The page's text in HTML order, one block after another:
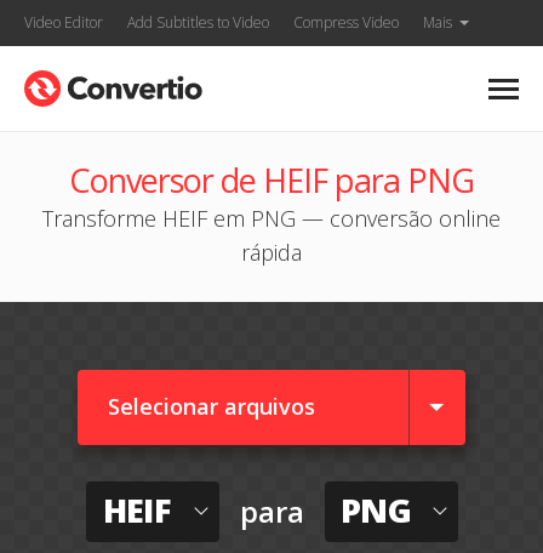
Video Editor Add Subtitles to Video Compress Video Mais
Conversor de HEIF para PNG
Transforme HEIF em PNG — conversão online
rápida
Selecionar arquivos
HEIF para PNG